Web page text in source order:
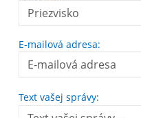
E-mailová adresa:
Text vašej správy: